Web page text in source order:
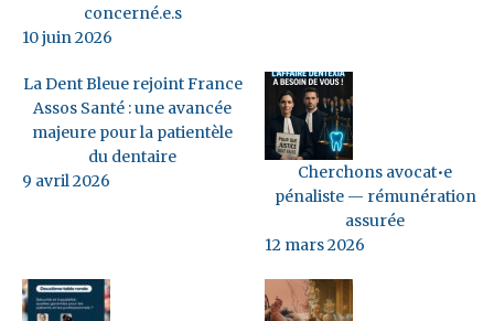
concerné.e.s
10 juin 2026
La Dent Bleue rejoint France
Assos Santé : une avancée
majeure pour la patientèle
du dentaire
9 avril 2026
Cherchons avocat•e
pénaliste — rémunération
assurée
12 mars 2026